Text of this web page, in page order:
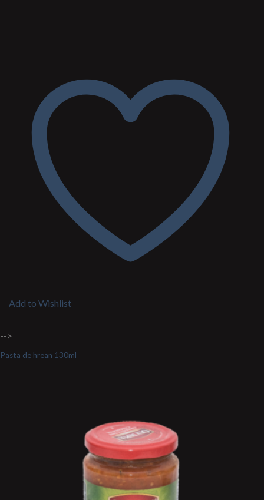
Add to Wishlist
-->
Pasta de hrean 130ml